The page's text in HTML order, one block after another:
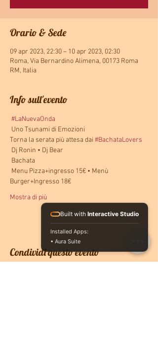
Orario & Sede
09 apr 2023, 22:30 – 10 apr 2023, 02:30
Roma, Via Bernardino Alimena, 00173 Roma
RM, Italia
Info sull'evento
#LaNuevaOnda
Uno Tsunami di Emozioni
Torna la serata più attesa dai #BachataLovers
Dj Ronin • Dj Bear
Bachata
Burger+Ingresso 18€
Mostra di più
Condividi questo evento
Built with Interactive Studio
Installed Apps:
• Aura Suite